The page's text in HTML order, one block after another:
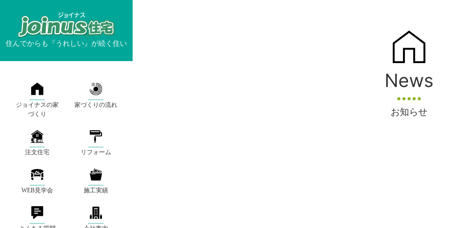
住んでからも『うれしい』が続く住い
ジョイナスの家
づくり
家づくりの流れ
注文住宅 リフォーム
WEB見学会 施工実績
News
お知らせ